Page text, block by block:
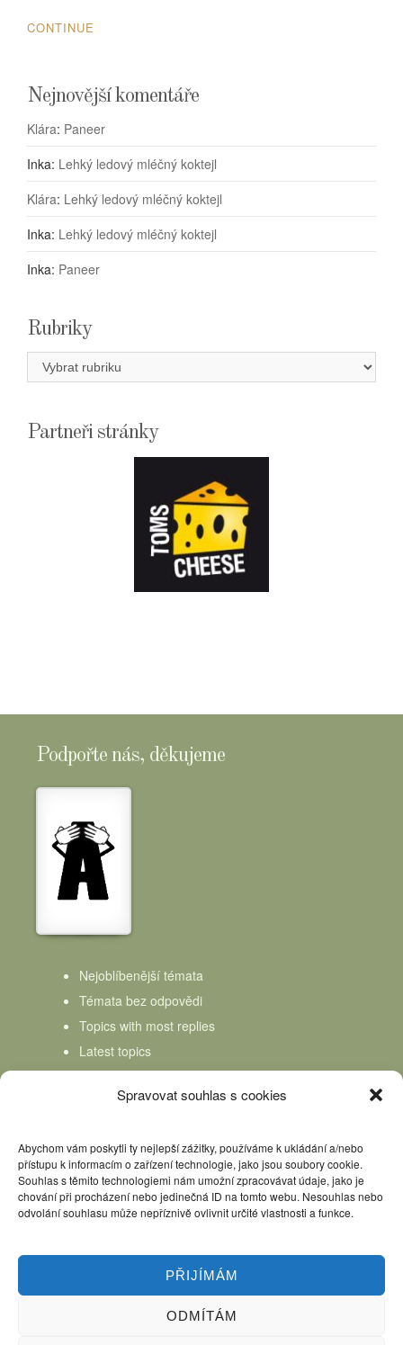
Spravovat souhlas s cookies
Abychom vám poskytli ty nejlepší zážitky, používáme k ukládání a/nebo
přístupu k informacím o zařízení technologie, jako jsou soubory cookie.
Souhlas s těmito technologiemi nám umožní zpracovávat údaje, jako je
chování při procházení nebo jedinečná ID na tomto webu. Nesouhlas nebo
odvolání souhlasu může nepříznivě ovlivnit určité vlastnosti a funkce.
PŘIJÍMÁM
ODMÍTÁM
CONTINUE
Nejnovější komentáře
Klára: Paneer
Inka: Lehký ledový mléčný koktejl
Klára: Lehký ledový mléčný koktejl
Inka: Lehký ledový mléčný koktejl
Inka: Paneer
Rubriky
Rubriky
Partneři stránky
Podpořte nás, děkujeme
Nejoblíbenější témata
Témata bez odpovědi
Topics with most replies
Latest topics
Topics Freshness